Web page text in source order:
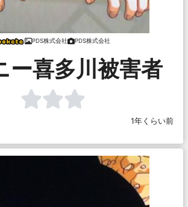
PDS株式会社 PDS株式会社
ー喜多川被害者
1年くらい前